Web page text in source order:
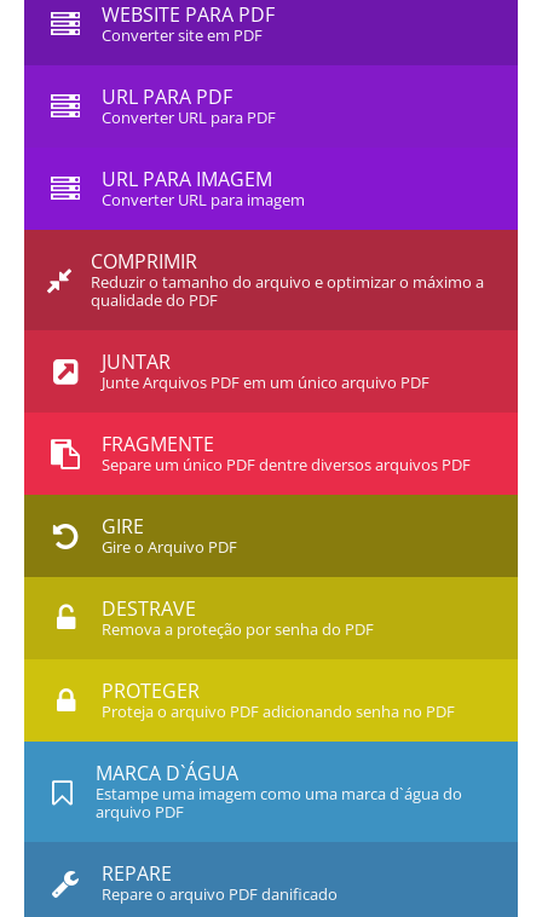
WEBSITE PARA PDF
Converter site em PDF
URL PARA PDF
Converter URL para PDF
URL PARA IMAGEM
Converter URL para imagem
COMPRIMIR
Reduzir o tamanho do arquivo e optimizar o máximo a
qualidade do PDF
JUNTAR
Junte Arquivos PDF em um único arquivo PDF
FRAGMENTE
Separe um único PDF dentre diversos arquivos PDF
GIRE
Gire o Arquivo PDF
DESTRAVE
Remova a proteção por senha do PDF
PROTEGER
Proteja o arquivo PDF adicionando senha no PDF
MARCA D`ÁGUA
Estampe uma imagem como uma marca d`água do
arquivo PDF
REPARE
Repare o arquivo PDF danificado